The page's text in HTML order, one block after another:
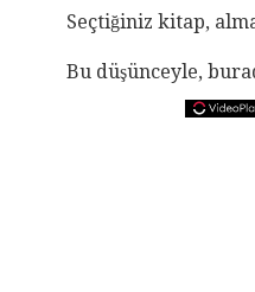
Seçtiğiniz kitap,
Bu düşünceyle,